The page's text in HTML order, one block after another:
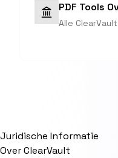
PDF Tools
Alle
Juridische Informatie
Over ClearVault